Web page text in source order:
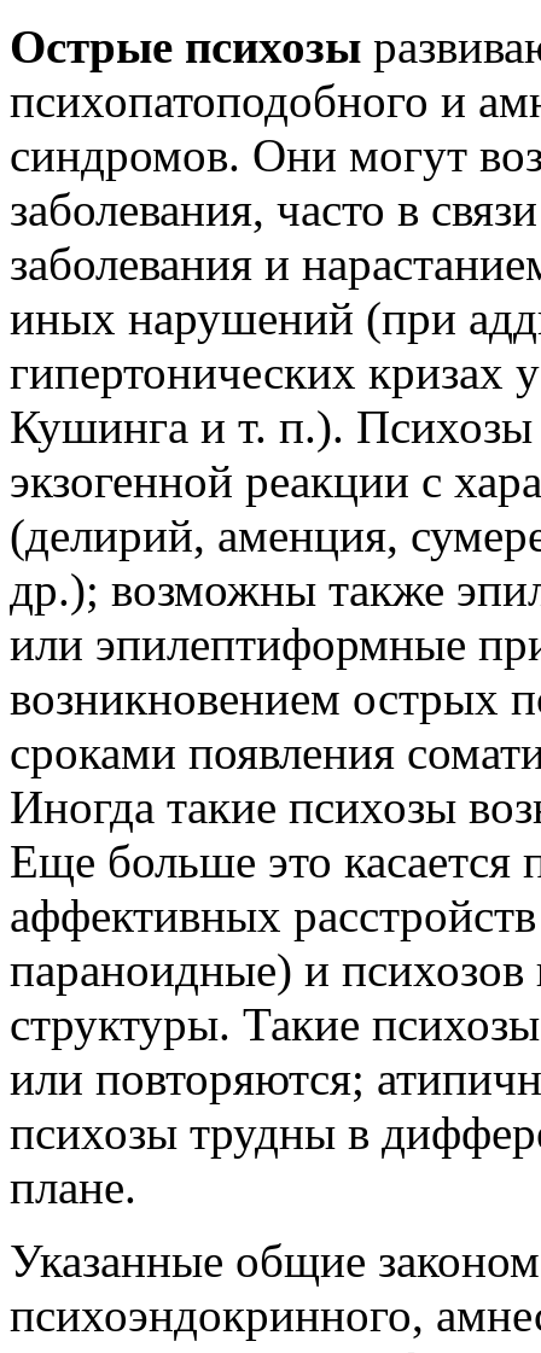
Острые психозы
психопатоподобного и
синдромов. Они могут
заболевания, часто в
заболевания и
иных нарушений (при
гипертонических
Кушинга и т. п.).
экзогенной реакции с
(делирий, аменция,
др.); возможны также
или эпилептиформные
возникновением острых
сроками появления
Иногда такие психозы
Еще больше это касается
аффективных
параноидные) и
структуры. Такие
или повторяются;
психозы трудны в
плане.
Указанные общие
психоэндокринного,